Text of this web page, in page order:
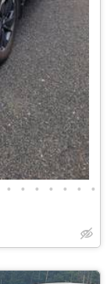
• • • • • • •